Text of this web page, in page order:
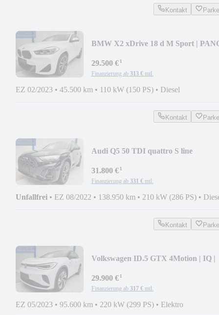
Kontakt
BMW X2 xDrive 18 d M Sport |
29.500 €¹
Finanzierung ab 313 € mtl.
EZ 02/2023 • 45.500 km • 110 kW (150 PS) • Diesel
Kontakt
Audi Q5 50 TDI quattro S line
31.800 €¹
Finanzierung ab 331 € mtl.
Unfallfrei • EZ 08/2022 • 138.950 km • 210 kW (286 PS) •
Kontakt
Volkswagen ID.5 GTX 4Motion | IQ |
29.900 €¹
Finanzierung ab 317 € mtl.
EZ 05/2023 • 95.600 km • 220 kW (299 PS) • Elektro